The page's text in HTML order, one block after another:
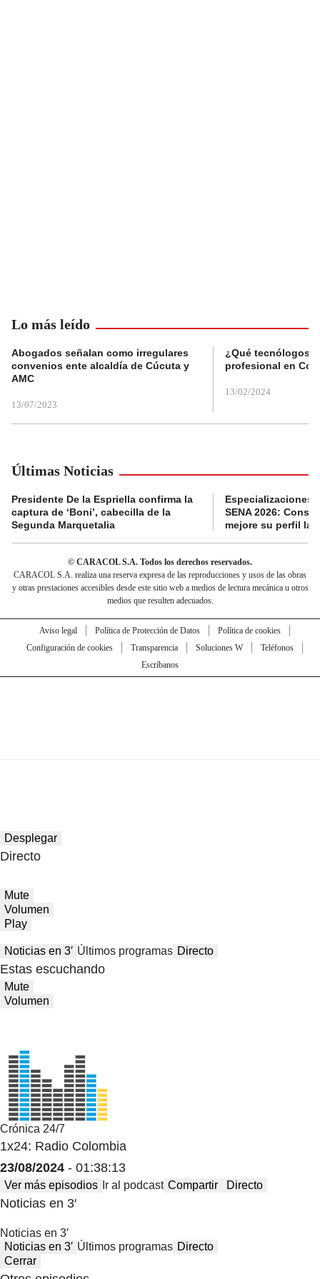
Lo más leído
Abogados señalan como irregulares
convenios ente alcaldía de Cúcuta y
AMC
13/07/2023
¿Qué tecnólogos
profesional en
13/02/2024
Últimas Noticias
Presidente De la Espriella confirma la
captura de ‘Boni’, cabecilla de la
Segunda Marquetalia
Especializaciones
SENA 2026:
mejore su perfil
© CARACOL S.A. Todos los derechos reservados.
CARACOL S.A. realiza una reserva expresa de las reproducciones y usos de las obras
y otras prestaciones accesibles desde este sitio web a medios de lectura mecánica u otros
medios que resulten adecuados.
Aviso legal Política de Protección de Datos
Política de cookies
Configuración de cookies
Transparencia Soluciones W
Teléfonos
Escríbanos
Desplegar
Directo
Mute
Volumen
Play
Noticias en 3′ Últimos programas Directo
Estas escuchando
Mute
Volumen
Crónica 24/7
1x24: Radio Colombia
23/08/2024 - 01:38:13
Ver más episodios Ir al podcast Compartir Directo
Noticias en 3′
Noticias en 3′
Noticias en 3′ Últimos programas Directo
Cerrar